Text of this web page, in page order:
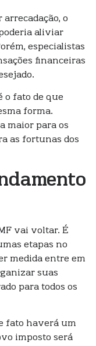
o
aliviar
especialistas
financeiras
o fato de que
forma.
maior para os
as fortunas dos
vai voltar. É
etapas no
medida entre em
suas
para todos os
fato haverá um
imposto será